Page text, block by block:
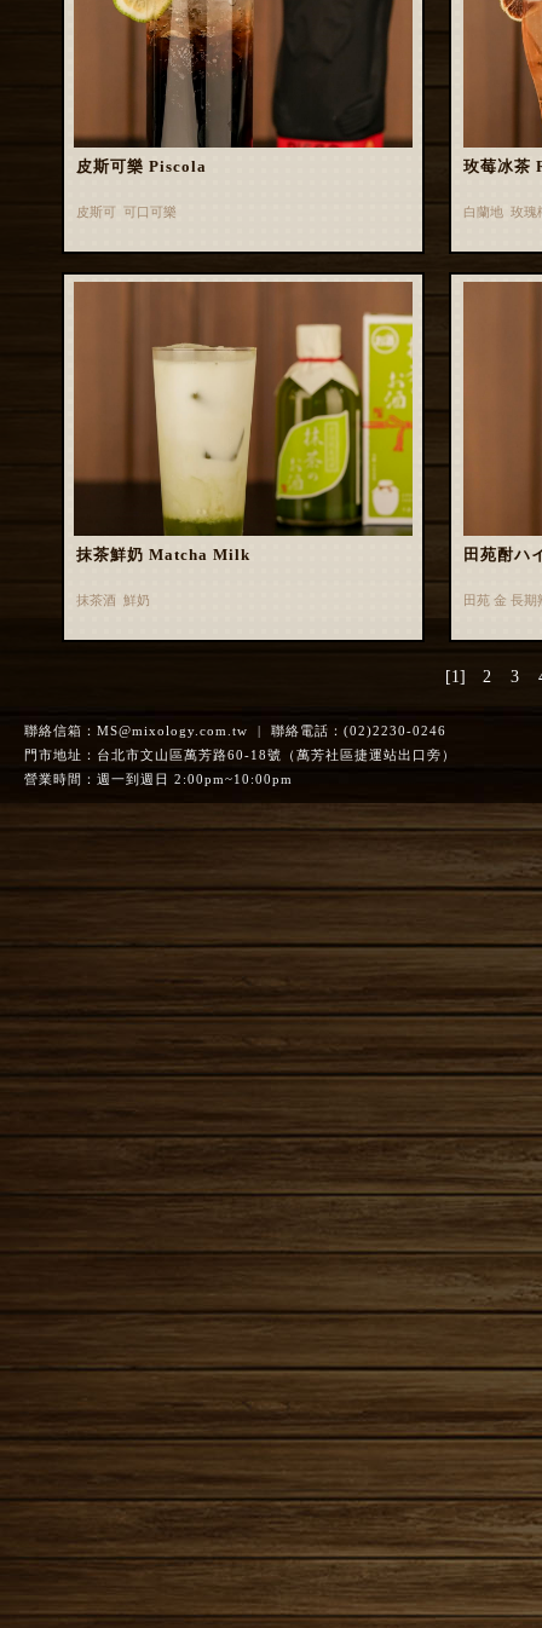
皮斯可樂 Piscola
皮斯可 可口可樂
玫莓冰茶
白蘭地 玫瑰
抹茶鮮奶 Matcha Milk
抹茶酒 鮮奶
田苑酎ハ
田苑 金 長
[1] 2 3
聯絡信箱： MS@mixology.com.tw | 聯絡電話：(02)2230-0246
門市地址：台北市文山區萬芳路60-18號（萬芳社區捷運站出口旁）
營業時間：週一到週日 2:00pm~10:00pm